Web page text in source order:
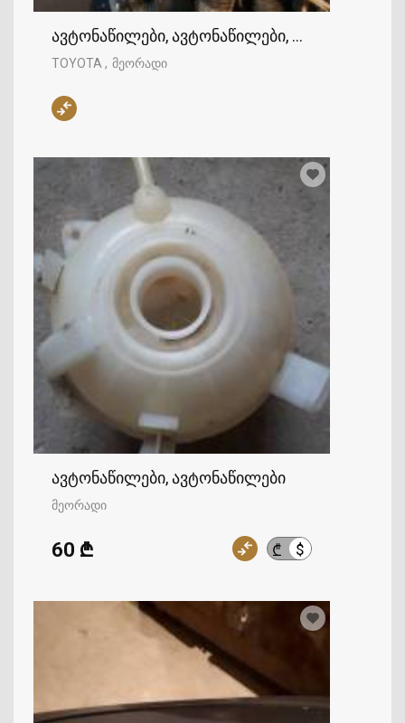
ავტონაწილები, ავტონაწილები, TOYOTA
TOYOTA მეორადი
ავტონაწილები, ავტონაწილები
მეორადი
₾ $
60 ₾